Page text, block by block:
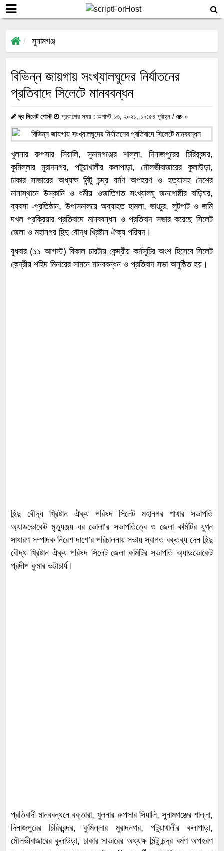
সুনামগঞ্জ
বিভিন্ন জায়গায় সংখ্যালঘুদের নির্যাতনের
প্রতিবাদে সিলেটে মানববন্ধন
দ্য সিলেট পোস্ট প্রকাশের সময় : অগাস্ট ১৩, ২০২১, ১০:৫৪ পূর্বাহ্ন / ০
খুলনার রুপসার সিয়ালি, সুনামগঞ্জের শাল্লা, দিনাজপুরের চিরিরবন্দর,
কুমিল্লার মুরাদনগর, পটুয়াখালীর কলাপাড়া, মৌলভীবাজারের কুলাউড়া,
ঢাকার সাভারের অধ্যক্ষ মিন্টু চন্দ্র বর্মণ অপহরণ ও হত্যাসহ দেশের
নানাস্থানে উস্কানি ও ধর্মীয় ওজাতিগত সংখ্যালঘু জনগোষ্ঠীর বাড়িঘর,
ব্যবসা -প্রতিষ্ঠান, উপাসনালয়ে অব্যাহত হামলা, ভাংচুর, লুটপাট ও জমি
দখল প্রক্রিয়ার প্রতিবাদে মানববন্ধন ও প্রতিবাদ সভার করেছে সিলেট
জেলা ও মহানগর হিন্দু বৌদ্ধ খ্রিষ্টান ঐক্য পরিষদ।
বুধবার (১১ আগস্ট) বিকাল চারটায় কেন্দ্রীয় কর্মসূচির অংশ হিসেবে সিলেট
কেন্দ্রীয় শহিদ মিনারের সামনে মানববন্ধন ও প্রতিবাদ সভা অনুষ্ঠিত হয়।
হিন্দু বৌদ্ধ খ্রিষ্টান ঐক্য পরিষদ সিলেট মহানগর শাখার সভাপতি
অ্যাডভোকেট মৃত্যুঞ্জয় ধর ভোলা’র সভাপতিত্বে ও জেলা কমিটির যুগ্ন
সাধারণ সম্পাদক নিরেশ দাশে’র পরিচালনায় সভায় স্বাগত বক্তব্য দেন হিন্দু
বৌদ্ধ খ্রিষ্টান ঐক্য পরিষদ সিলেট জেলা কমিটির সভাপতি অ্যাডভোকেট
প্রদীপ কুমার ভট্টাচার্য।
প্রতিবাদী মানববন্ধনে বক্তারা, খুলনার রুপসার সিয়ালি, সুনামগঞ্জের শাল্লা,
দিনাজপুরের চিরিরবন্দর, কুমিল্লার মুরাদনগর, পটুয়াখালীর কলাপাড়া,
মৌলভীবাজারের কুলাউড়া, ঢাকার সাভারের অধ্যক্ষ মিন্টু চন্দ্র বর্মণ অপহরণ